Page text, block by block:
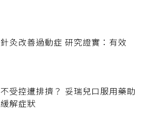
針灸改善過動症 研究證實：有效
不受控遭排擠？ 妥瑞兒口服用藥助
緩解症狀